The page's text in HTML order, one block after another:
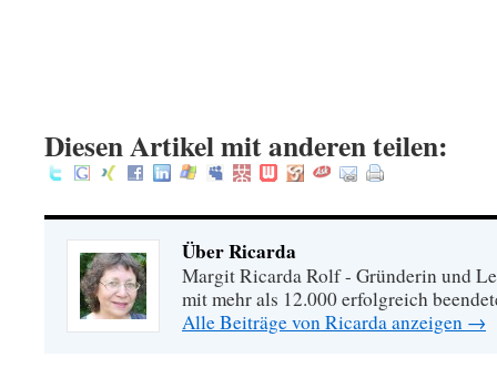
Diesen Artikel mit anderen teilen:
Über Ricarda
Margit Ricarda Rolf - Gründerin und
mit mehr als 12.000 erfolgreich
Alle Beiträge von Ricarda anzeigen →